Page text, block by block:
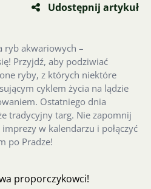
Udostępnij artykuł
ryb akwariowych –
Przyjdź, aby podziwiać
ryby, z których niektóre
cyklem życia na lądzie
Ostatniego dnia
tradycyjny targ. Nie zapomnij
w kalendarzu i połączyć
po Pradze!
proporczykowci!